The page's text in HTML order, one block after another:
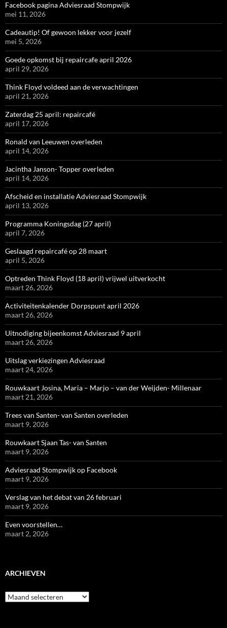
Facebook pagina Adviesraad Stompwijk
mei 11, 2026
Cadeautip! Of gewoon lekker voor jezelf
mei 5, 2026
Goede opkomst bij repaircafe april 2026
april 29, 2026
Think Floyd voldeed aan de verwachtingen
april 21, 2026
Zaterdag 25 april: repaircafé
april 17, 2026
Ronald van Leeuwen overleden
april 14, 2026
Jacintha Janson- Topper overleden
april 14, 2026
Afscheid en installatie Adviesraad Stompwijk
april 13, 2026
Programma Koningsdag (27 april)
april 7, 2026
Geslaagd repaircafé op 28 maart
april 5, 2026
Optreden Think Floyd (18 april) vrijwel uitverkocht
maart 26, 2026
Activiteitenkalender Dorpspunt april 2026
maart 26, 2026
Uitnodiging bijeenkomst Adviesraad 9 april
maart 26, 2026
Uitslag verkiezingen Adviesraad
maart 24, 2026
Rouwkaart Josina, Maria – Marjo – van der Weijden- Millenaar
maart 21, 2026
Trees van Santen- van Santen overleden
maart 9, 2026
Rouwkaart Sjaan Tas- van Santen
maart 9, 2026
Adviesraad Stompwijk op Facebook
maart 9, 2026
Verslag van het debat van 26 februari
maart 9, 2026
Even voorstellen…
maart 2, 2026
ARCHIEVEN
Archieven